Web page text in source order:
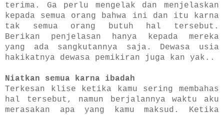
terima. Ga perlu mengelak dan menjelaskan
kepada semua orang bahwa ini dan itu karna
tak semua orang butuh hal tersebut.
Berikan penjelasan hanya kepada mereka
yang ada sangkutannya saja. Dewasa usia
hakikatnya dewasa pemikiran juga kan yak..
Niatkan semua karna ibadah
Terkesan klise
ketika kamu sering membahas
hal tersebut, namun berjalannya waktu aku
merasakan apa yang kamu maksud. Ketika